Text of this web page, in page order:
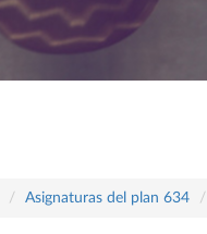
Asignaturas del plan 634